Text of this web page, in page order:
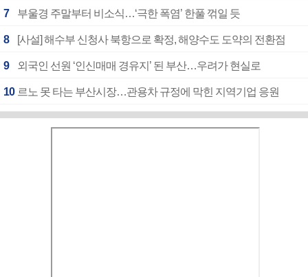
7 부울경 주말부터 비소식…‘극한 폭염’ 한풀 꺾일 듯
8 [사설] 해수부 신청사 북항으로 확정, 해양수도 도약의 전환점
9 외국인 선원 ‘인신매매 경유지’ 된 부산…우려가 현실로
10 르노 못 타는 부산시장…관용차 규정에 막힌 지역기업 응원